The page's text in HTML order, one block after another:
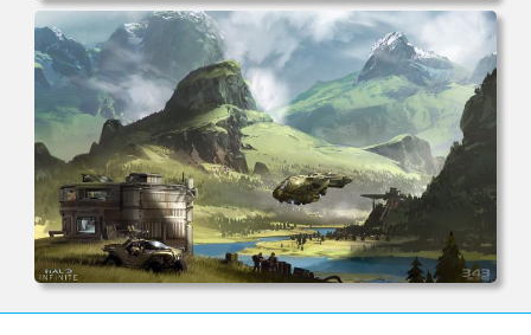
电脑壁纸 游戏 黑色神话 悟空 森林 自然 艺术品 电脑桌面 高
清壁纸 壁纸下载 壁纸大全